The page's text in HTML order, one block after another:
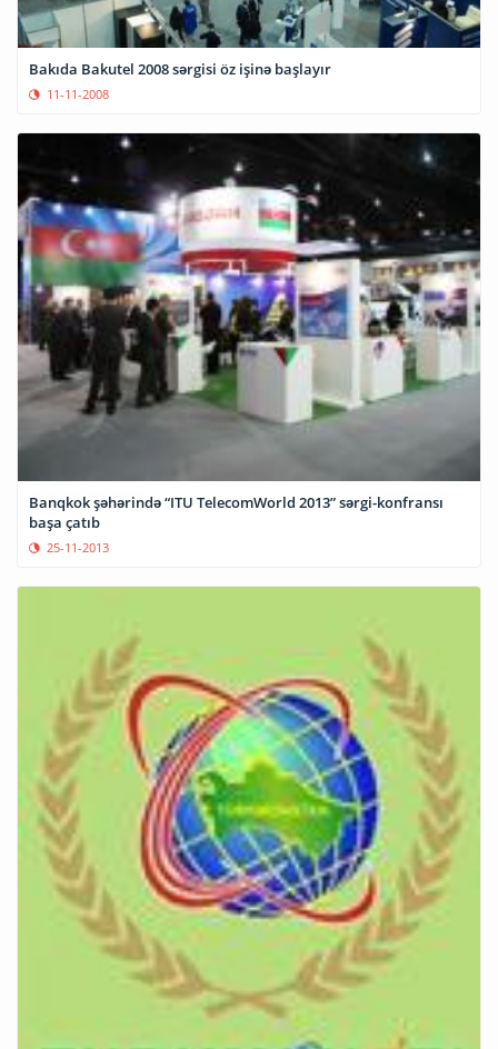
Bakıda Bakutel 2008 sərgisi öz işinə başlayır
11-11-2008
Banqkok şəhərində “ITU TelecomWorld 2013” sərgi-konfransı
başa çatıb
25-11-2013